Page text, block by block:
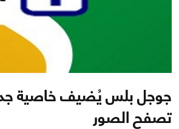
جوجل بلس يُضيف خاصية
تصفح الصور